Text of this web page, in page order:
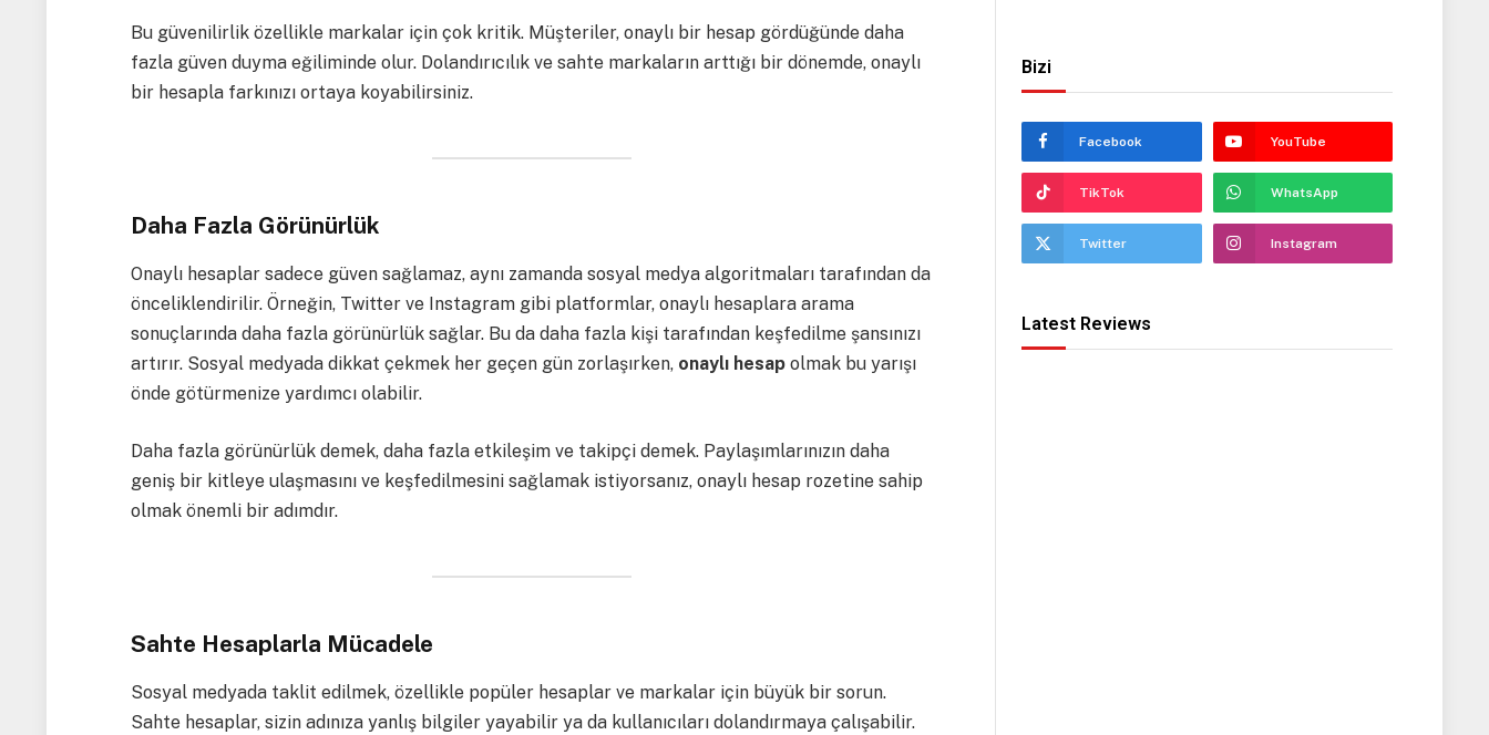
Bu güvenilirlik özellikle markalar için çok kritik. Müşteriler, onaylı bir hesap gördüğünde daha
fazla güven duyma eğiliminde olur. Dolandırıcılık ve sahte markaların arttığı bir dönemde, onaylı
bir hesapla farkınızı ortaya koyabilirsiniz.
Daha Fazla Görünürlük
Onaylı hesaplar sadece güven sağlamaz, aynı zamanda sosyal medya algoritmaları tarafından da
önceliklendirilir. Örneğin, Twitter ve Instagram gibi platformlar, onaylı hesaplara arama
sonuçlarında daha fazla görünürlük sağlar. Bu da daha fazla kişi tarafından keşfedilme şansınızı
artırır. Sosyal medyada dikkat çekmek her geçen gün zorlaşırken, onaylı hesapolmak bu yarışı
önde götürmenize yardımcı olabilir.
Daha fazla görünürlük demek, daha fazla etkileşim ve takipçi demek. Paylaşımlarınızın daha
geniş bir kitleye ulaşmasını ve keşfedilmesini sağlamak istiyorsanız, onaylı hesap rozetine sahip
olmak önemli bir adımdır.
Sahte Hesaplarla Mücadele
Sosyal medyada taklit edilmek, özellikle popüler hesaplar ve markalar için büyük bir sorun.
Sahte hesaplar, sizin adınıza yanlış bilgiler yayabilir ya da kullanıcıları dolandırmaya çalışabilir.
Bizi
Facebook YouTube
TikTok WhatsApp
Twitter Instagram
Latest Reviews